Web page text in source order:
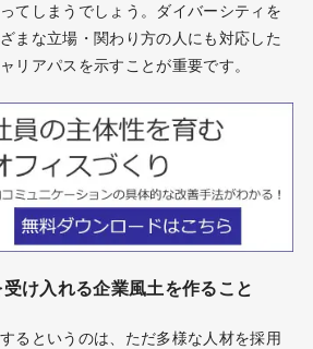
てしまうでしょう。ダイバーシティを
まな立場・関わり方の人にも対応した
リアパスを示すことが重要です。
け入れる企業風土を作ること
るというのは、ただ多様な人材を採用